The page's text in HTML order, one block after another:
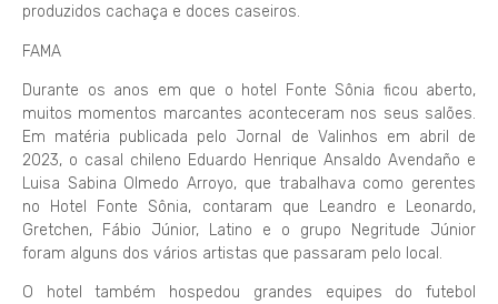
produzidos cachaça e doces caseiros.
FAMA
Durante os anos em que o hotel Fonte Sônia ficou aberto,
muitos momentos marcantes aconteceram nos seus salões.
Em matéria publicada pelo Jornal de Valinhos em abril de
2023, o casal chileno Eduardo Henrique Ansaldo Avendaño e
Luisa Sabina Olmedo Arroyo, que trabalhava como gerentes
no Hotel Fonte Sônia, contaram que Leandro e Leonardo,
Gretchen, Fábio Júnior, Latino e o grupo Negritude Júnior
foram alguns dos vários artistas que passaram pelo local.
O hotel também hospedou grandes equipes do futebol